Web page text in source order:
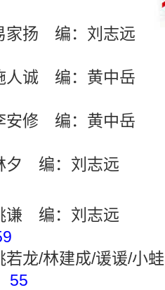
家扬 编：刘志远
人诚 编：黄中岳
安修 编：黄中岳
夕 编：刘志远
谦 编：刘志远
龙/林建成/谖谖/小
55